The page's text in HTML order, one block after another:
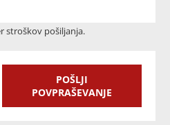
stroškov pošiljanja.
POŠLJI
POVPRAŠEVANJE